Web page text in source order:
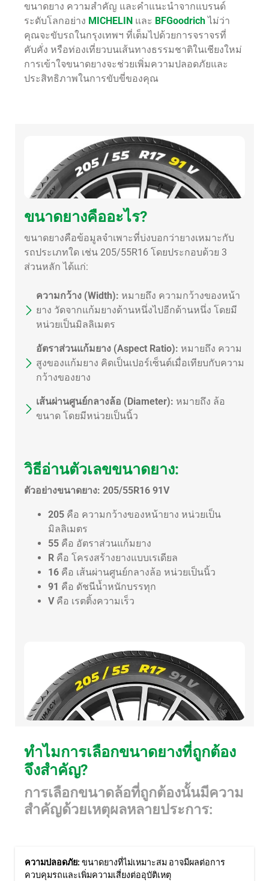
ขนาดยาง ความสำคัญ และคำแนะนำจากแบรนด์
ระดับโลกอย่าง MICHELIN และ BFGoodrichไม่ว่า
คุณจะขับรถในกรุงเทพฯ ที่เต็มไปด้วยการจราจรที่
คับคั่ง หรือท่องเที่ยวบนเส้นทางธรรมชาติในเชียงใหม่
การเข้าใจขนาดยางจะช่วยเพิ่มความปลอดภัยและ
ประสิทธิภาพในการขับขี่ของคุณ
ขนาดยางคืออะไร?
ขนาดยางคือข้อมูลจำเพาะที่บ่งบอกว่ายางเหมาะกับ
รถประเภทใด เช่น 205/55R16 โดยประกอบด้วย 3
ส่วนหลัก ได้แก่:
ความกว้าง (Width): หมายถึง ความกว้างของหน้า
ยาง วัดจากแก้มยางด้านหนึ่งไปอีกด้านหนึ่ง โดยมี
หน่วยเป็นมิลลิเมตร
อัตราส่วนแก้มยาง (Aspect Ratio): หมายถึง ความ
สูงของแก้มยาง คิดเป็นเปอร์เซ็นต์เมื่อเทียบกับความ
กว้างของยาง
เส้นผ่านศูนย์กลางล้อ (Diameter): หมายถึง ล้อ
ขนาด โดยมีหน่วยเป็นนิ้ว
วิธีอ่านตัวเลขขนาดยาง:
ตัวอย่างขนาดยาง: 205/55R16 91V
205 คือ ความกว้างของหน้ายาง หน่วยเป็น
มิลลิเมตร
55 คือ อัตราส่วนแก้มยาง
R คือ โครงสร้างยางแบบเรเดียล
16 คือ เส้นผ่านศูนย์กลางล้อ หน่วยเป็นนิ้ว
91 คือ ดัชนีน้ำหนักบรรทุก
Vคือ เรตติ้งความเร็ว
ทำไมการเลือกขนาดยางที่ถูกต้อง
จึงสำคัญ?
การเลือกขนาดล้อที่ถูกต้องนั้นมีความ
สำคัญด้วยเหตุผลหลายประการ:
ความปลอดภัย: ขนาดยางที่ไม่เหมาะสม อาจมีผลต่อการ
ควบคุมรถและเพิ่มความเสี่ยงต่ออุบัติเหตุ